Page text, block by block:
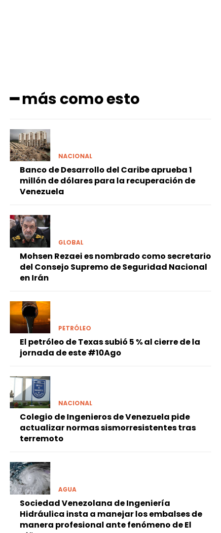
━ más como esto
NACIONAL
Banco de Desarrollo del Caribe aprueba 1
millón de dólares para la recuperación de
Venezuela
GLOBAL
Mohsen Rezaei es nombrado como secretario
del Consejo Supremo de Seguridad Nacional
en Irán
PETRÓLEO
El petróleo de Texas subió 5 % al cierre de la
jornada de este #10Ago
NACIONAL
Colegio de Ingenieros de Venezuela pide
actualizar normas sismorresistentes tras
terremoto
AGUA
Sociedad Venezolana de Ingeniería
Hidráulica insta a manejar los embalses de
manera profesional ante fenómeno de El